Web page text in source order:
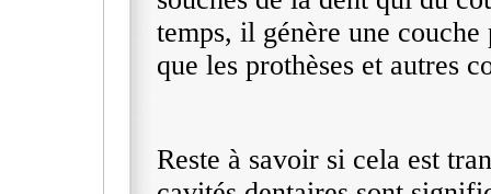
temps, il génère une
que les prothèses et autres
Reste à savoir si cela est